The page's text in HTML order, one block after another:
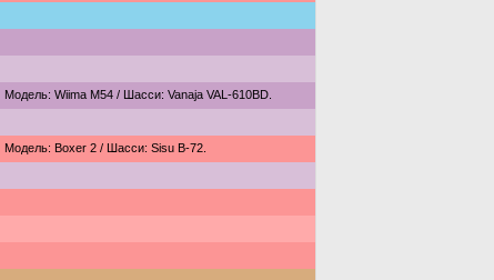
Модель: Wiima M54 / Шасси: Vanaja VAL-610BD.
Модель: Boxer 2 / Шасси: Sisu B-72.